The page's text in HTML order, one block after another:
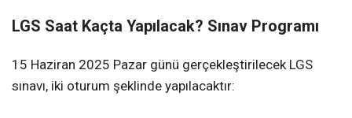
LGS Saat Kaçta Yapılacak? Sınav Programı
15 Haziran 2025 Pazar günü gerçekleştirilecek LGS
sınavı, iki oturum şeklinde yapılacaktır: